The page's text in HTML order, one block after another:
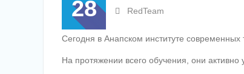
28 RedTeam
Сегодня в Анапском институте
На протяжении всего обучения, они активно